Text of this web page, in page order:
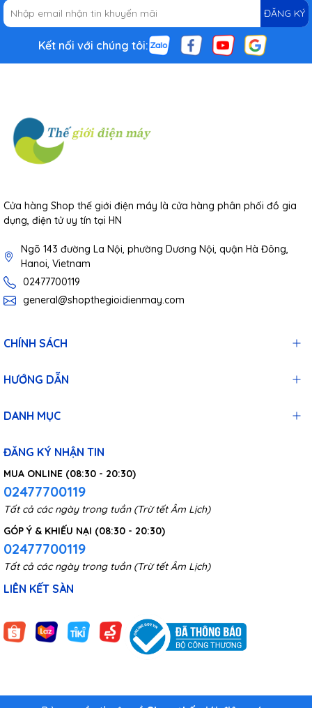
ĐĂNG KÝ
Kết nối với chúng tôi:
Cửa hàng Shop thế giới điện máy là cửa hàng phân phối đồ gia
dụng, điện tử uy tín tại HN
Ngõ 143 đường La Nội, phường Dương Nội, quận Hà Đông,
Hanoi, Vietnam
02477700119
general@shopthegioidienmay.com
CHÍNH SÁCH
HƯỚNG DẪN
DANH MỤC
ĐĂNG KÝ NHẬN TIN
MUA ONLINE (08:30 - 20:30)
02477700119
Tất cả các ngày trong tuần (Trừ tết Âm Lịch)
GÓP Ý & KHIẾU NẠI (08:30 - 20:30)
02477700119
Tất cả các ngày trong tuần (Trừ tết Âm Lịch)
LIÊN KẾT SÀN